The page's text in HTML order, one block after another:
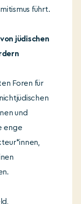
führt.
jüdischen
Foren für
und
enge